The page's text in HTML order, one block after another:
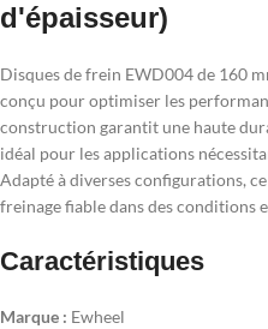
d'épaisseur)
Disques de frein EWD004 de 160
conçu pour optimiser les
construction garantit une haute
idéal pour les applications
Adapté à diverses configurations,
freinage fiable dans des conditions
Caractéristiques
Marque : Ewheel